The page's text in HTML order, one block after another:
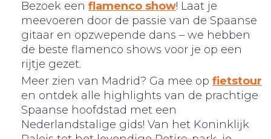
BELEEF!
Bezoek een flamenco show! Laat je
meevoeren door de passie van de Spaanse
gitaar en opzwepende dans – we hebben
de beste flamenco shows voor je op een
rijtje gezet.
Meer zien van Madrid? Ga mee op fietstour
en ontdek alle highlights van de prachtige
Spaanse hoofdstad met een
Nederlandstalige gids! Van het Koninklijk